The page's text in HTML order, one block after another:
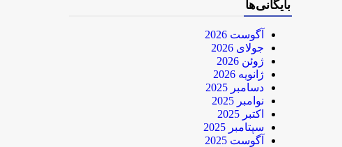
بایگانی‌ها
آگوست 2026
جولای 2026
ژوئن 2026
ژانویه 2026
دسامبر 2025
نوامبر 2025
اکتبر 2025
سپتامبر 2025
آگوست 2025